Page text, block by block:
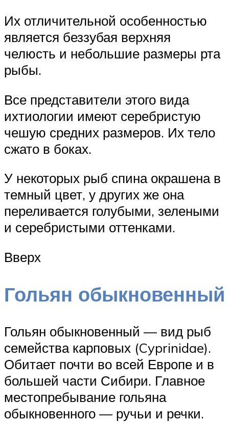
Их отличительной особенностью
является беззубая верхняя
челюсть и небольшие размеры рта
рыбы.
Все представители этого вида
ихтиологии имеют серебристую
чешую средних размеров. Их тело
сжато в боках.
У некоторых рыб спина окрашена в
темный цвет, у других же она
переливается голубыми, зелеными
и серебристыми оттенками.
Вверх
Гольян обыкновенный
Гольян обыкновенный — вид рыб
семейства карповых (Cyprinidae).
Обитает почти во всей Европе и в
большей части Сибири. Главное
местопребывание гольяна
обыкновенного — ручьи и речки.